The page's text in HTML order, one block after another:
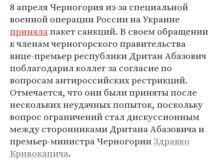
8 апреля Черногория из-за специальной
военной операции России на Украине
принялапакет санкций. В своем обращении
к членам черногорского правительства
вице-премьер республики Дритан Абазович
поблагодарил коллег за согласие по
вопросам антироссийских рестрикций.
Отмечается, что они были приняты после
нескольких неудачных попыток, поскольку
вопрос ограничений стал дискуссионным
между сторонниками Дритана Абазовича и
премьер-министра ЧерногорииЗдравко
Кривокапича.